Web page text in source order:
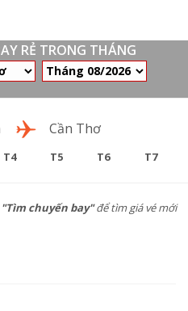
RẺ TRONG THÁNG
Cần Thơ
T4 T5 T6 T7
"Tìm chuyến bay"để tìm giá vé mới